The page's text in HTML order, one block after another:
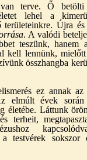
van terve. Ő
lehel a
területeinkre. Újra
. A valódi
teszünk, hanem
kell lennünk,
összhangba
ez annak
elmúlt évek során
életébe. Láttunk
terheit,
testvérek sokszor